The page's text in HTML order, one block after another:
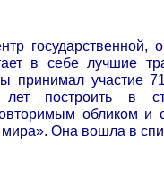
государственной,
в себе лучшие
принимал участие
построить в
обликом и
Она вошла в